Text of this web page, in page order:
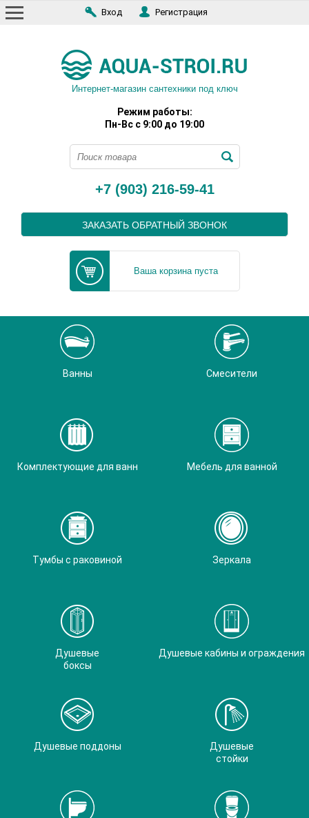
Вход Регистрация
Интернет-магазин сантехники под ключ
Режим работы:
Пн-Вс с 9:00 до 19:00
+7 (903) 216-59-41
ЗАКАЗАТЬ ОБРАТНЫЙ ЗВОНОК
Ваша корзина пуста
Ванны Смесители
Комплектующие для ванн Мебель для ванной
Тумбы с раковиной Зеркала
Душевые
боксы
Душевые кабины и ограждения
Душевые поддоны
Душевые
стойки